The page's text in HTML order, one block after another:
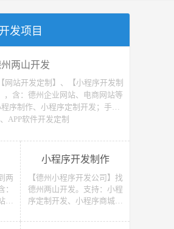
开发项目
两山开发
网站开发定制】、【小程序开发制
，含：德州企业网站、电商网站等
序制作、小程序定制开发；手机
APP软件开发定制
两
开
站
小程序开发制作
【德州小程序开发公司】找
德州两山开发。支持：小程
序定制开发、小程序商城开
音）小程序开发制作。获取